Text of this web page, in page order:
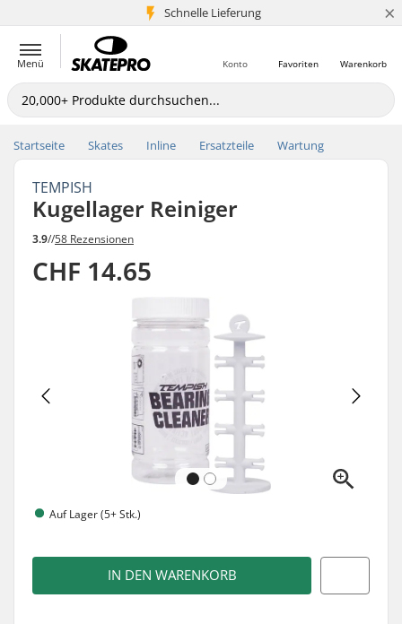
Schnelle Lieferung
5+ Mio. Kunden ×
Menü Warenkorb
Favoriten
Konto
Startseite Skates Inline Ersatzteile Wartung
TEMPISH
Kugellager Reiniger
3.9//58 Rezensionen
CHF 14.65
Auf Lager (5+ Stk.)
IN DEN WARENKORB